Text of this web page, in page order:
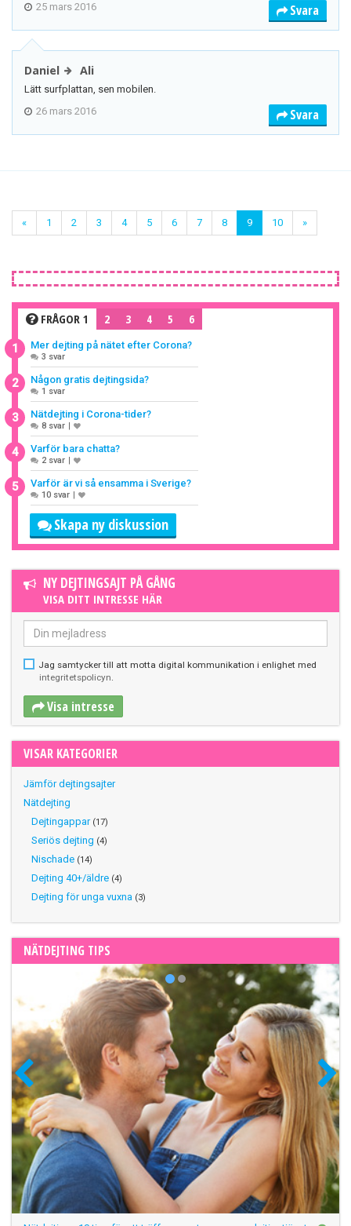
25 mars 2016
Svara
Daniel Ali
Lätt surfplattan, sen mobilen.
26 mars 2016
Svara
« 1 2 3 4 5 6 7 8 9 10 »
FRÅGOR 1 2 3 4 5 6
1 Mer dejting på nätet efter Corona?
3 svar
2 Någon gratis dejtingsida?
1 svar
3 Nätdejting i Corona-tider?
8 svar |
4 Varför bara chatta?
2 svar |
5 Varför är vi så ensamma i Sverige?
10 svar |
Skapa ny diskussion
NY DEJTINGSAJT PÅ GÅNG
VISA DITT INTRESSE HÄR
Jag samtycker till att motta digital kommunikation i enlighet med
integritetspolicyn.
Visa intresse
VISAR KATEGORIER
Jämför dejtingsajter
Nätdejting
Dejtingappar (17)
Seriös dejting (4)
Nischade (14)
Dejting 40+/äldre (4)
Dejting för unga vuxna (3)
NÄTDEJTING TIPS